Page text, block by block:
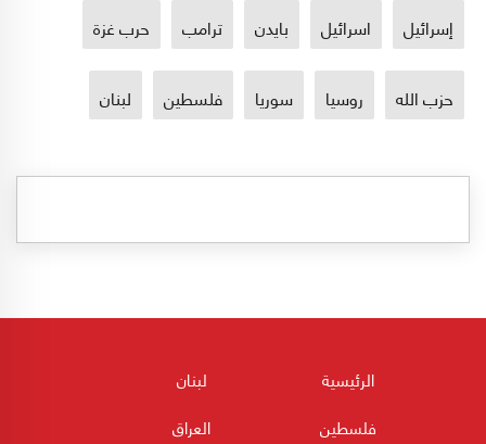
إسرائيل اسرائيل بايدن ترامب حرب غزة
حزب الله روسيا سوريا فلسطين لبنان
الرئيسية
لبنان
فلسطين
العراق